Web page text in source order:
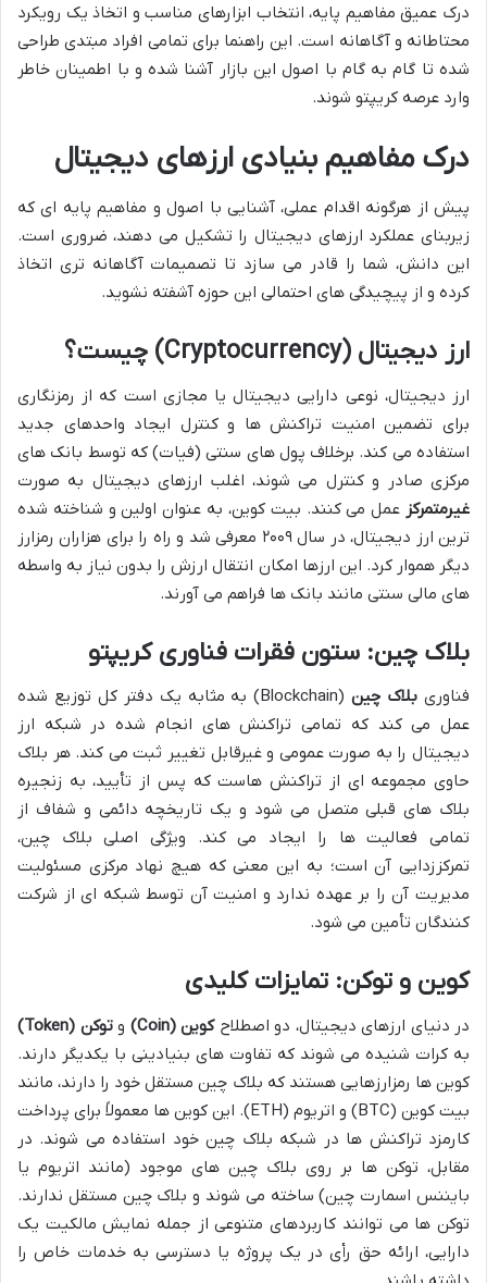
درک عمیق مفاهیم پایه، انتخاب ابزارهای مناسب و اتخاذ یک رویکرد
محتاطانه و آگاهانه است. این راهنما برای تمامی افراد مبتدی طراحی
شده تا گام به گام با اصول این بازار آشنا شده و با اطمینان خاطر
وارد عرصه کریپتو شوند.
درک مفاهیم بنیادی ارزهای دیجیتال
پیش از هرگونه اقدام عملی، آشنایی با اصول و مفاهیم پایه ای که
زیربنای عملکرد ارزهای دیجیتال را تشکیل می دهند، ضروری است.
این دانش، شما را قادر می سازد تا تصمیمات آگاهانه تری اتخاذ
کرده و از پیچیدگی های احتمالی این حوزه آشفته نشوید.
ارز دیجیتال (Cryptocurrency) چیست؟
ارز دیجیتال، نوعی دارایی دیجیتال یا مجازی است که از رمزنگاری
برای تضمین امنیت تراکنش ها و کنترل ایجاد واحدهای جدید
استفاده می کند. برخلاف پول های سنتی (فیات) که توسط بانک های
مرکزی صادر و کنترل می شوند، اغلب ارزهای دیجیتال به صورت
غیرمتمرکز عمل می کنند. بیت کوین، به عنوان اولین و شناخته شده
ترین ارز دیجیتال، در سال ۲۰۰۹ معرفی شد و راه را برای هزاران رمزارز
دیگر هموار کرد. این ارزها امکان انتقال ارزش را بدون نیاز به واسطه
های مالی سنتی مانند بانک ها فراهم می آورند.
بلاک چین: ستون فقرات فناوری کریپتو
فناوری بلاک چین
(Blockchain) به مثابه یک دفتر کل توزیع شده
عمل می کند که تمامی تراکنش های انجام شده در شبکه ارز
دیجیتال را به صورت عمومی و غیرقابل تغییر ثبت می کند. هر بلاک
حاوی مجموعه ای از تراکنش هاست که پس از تأیید، به زنجیره
بلاک های قبلی متصل می شود و یک تاریخچه دائمی و شفاف از
تمامی فعالیت ها را ایجاد می کند. ویژگی اصلی بلاک چین،
تمرکززدایی آن است؛ به این معنی که هیچ نهاد مرکزی مسئولیت
مدیریت آن را بر عهده ندارد و امنیت آن توسط شبکه ای از شرکت
کنندگان تأمین می شود.
کوین و توکن: تمایزات کلیدی
در دنیای ارزهای دیجیتال، دو اصطلاحکوین (Coin) وتوکن (Token)
به کرات شنیده می شوند که تفاوت های بنیادینی با یکدیگر دارند.
کوین ها رمزارزهایی هستند که بلاک چین مستقل خود را دارند، مانند
بیت کوین (BTC) و اتریوم (ETH). این کوین ها معمولاً برای پرداخت
کارمزد تراکنش ها در شبکه بلاک چین خود استفاده می شوند. در
مقابل، توکن ها بر روی بلاک چین های موجود (مانند اتریوم یا
بایننس اسمارت چین) ساخته می شوند و بلاک چین مستقل ندارند.
توکن ها می توانند کاربردهای متنوعی از جمله نمایش مالکیت یک
دارایی، ارائه حق رأی در یک پروژه یا دسترسی به خدمات خاص را